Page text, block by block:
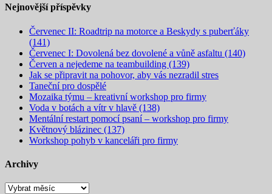
Nejnovější příspěvky
Červenec II: Roadtrip na motorce a Beskydy s puberťáky
(141)
Červenec I: Dovolená bez dovolené a vůně asfaltu (140)
Červen a nejedeme na teambuilding (139)
Jak se připravit na pohovor, aby vás nezradil stres
Taneční pro dospělé
Mozaika týmu – kreativní workshop pro firmy
Voda v botách a vítr v hlavě (138)
Mentální restart pomocí psaní – workshop pro firmy
Květnový blázinec (137)
Workshop pohyb v kanceláři pro firmy
Archivy
Archivy